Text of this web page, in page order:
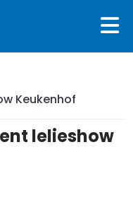
Keukenhof
lelieshow